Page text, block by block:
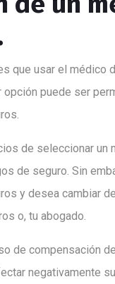
que usar el médico
opción puede ser
de seleccionar
de seguro. Sin
y desea cambiar
o, tu abogado.
de compensación
negativamente